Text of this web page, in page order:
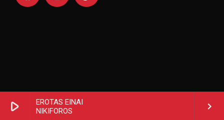
play_arrow
EROTAS EINAI
NIKIFOROS
keyboard_arrow_right